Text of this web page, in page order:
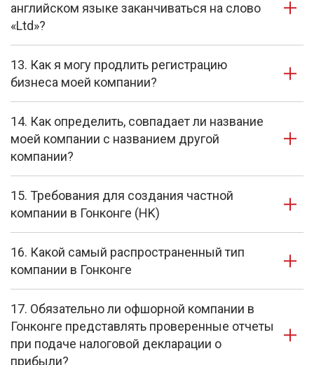
английском языке заканчиваться на слово
«Ltd»?
13. Как я могу продлить регистрацию
бизнеса моей компании?
14. Как определить, совпадает ли название
моей компании с названием другой
компании?
15. Требования для создания частной
компании в Гонконге (HK)
16. Какой самый распространенный тип
компании в Гонконге
17. Обязательно ли офшорной компании в
Гонконге представлять проверенные отчеты
при подаче налоговой декларации о
прибыли?